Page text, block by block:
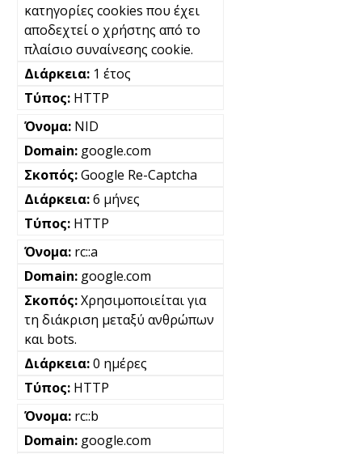
κατηγορίες cookies που έχει
αποδεχτεί ο χρήστης από το
πλαίσιο συναίνεσης cookie.
1 έτος
HTTP
NID
google.com
Google Re-Captcha
6 μήνες
HTTP
rc::a
google.com
Χρησιμοποιείται για
τη διάκριση μεταξύ ανθρώπων
και bots.
0 ημέρες
HTTP
rc::b
google.com